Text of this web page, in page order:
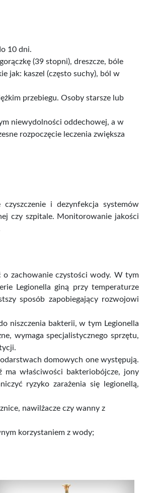
10 dni.
(39 stopni), dreszcze, bóle
jak: kaszel (często suchy), ból w
przebiegu. Osoby starsze lub
niewydolności oddechowej, a w
rozpoczęcie leczenia zwiększa
i dezynfekcja systemów
czy szpitale. Monitorowanie jakości
o zachowanie czystości wody. W tym
Legionella giną przy temperaturze
sposób zapobiegający rozwojowi
niszczenia bakterii, w tym Legionella
wymaga specjalistycznego sprzętu,
domowych one występują.
ma właściwości bakteriobójcze, jony
ryzyko zarażenia się legionellą,
nawilżacze czy wanny z
korzystaniem z wody;